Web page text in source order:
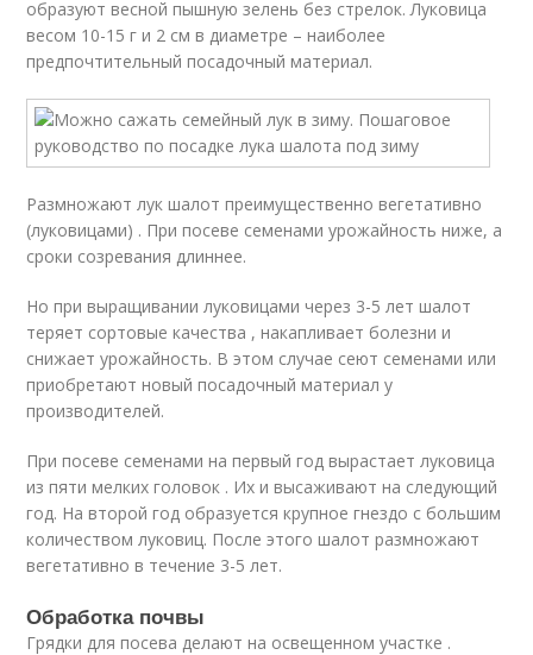
образуют весной пышную зелень без стрелок. Луковица
весом 10-15 г и 2 см в диаметре – наиболее
предпочтительный посадочный материал.
Размножают лук шалот преимущественно вегетативно
(луковицами) . При посеве семенами урожайность ниже, а
сроки созревания длиннее.
Но при выращивании луковицами через 3-5 лет шалот
теряет сортовые качества , накапливает болезни и
снижает урожайность. В этом случае сеют семенами или
приобретают новый посадочный материал у
производителей.
При посеве семенами на первый год вырастает луковица
из пяти мелких головок . Их и высаживают на следующий
год. На второй год образуется крупное гнездо с большим
количеством луковиц. После этого шалот размножают
вегетативно в течение 3-5 лет.
Обработка почвы
Грядки для посева делают на освещенном участке .